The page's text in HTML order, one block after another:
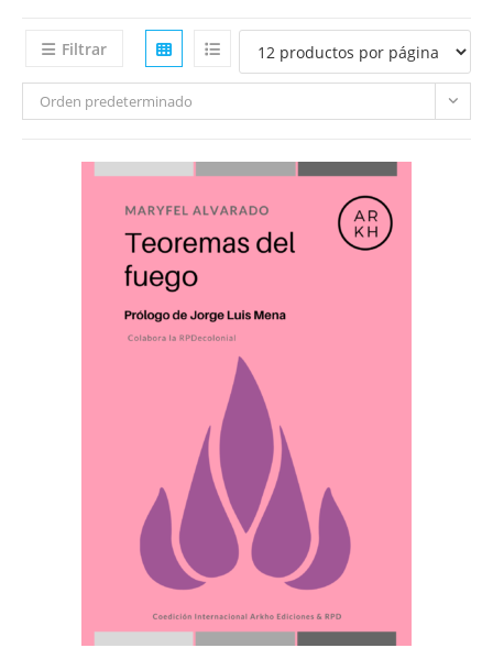
Filtrar
Orden predeterminado